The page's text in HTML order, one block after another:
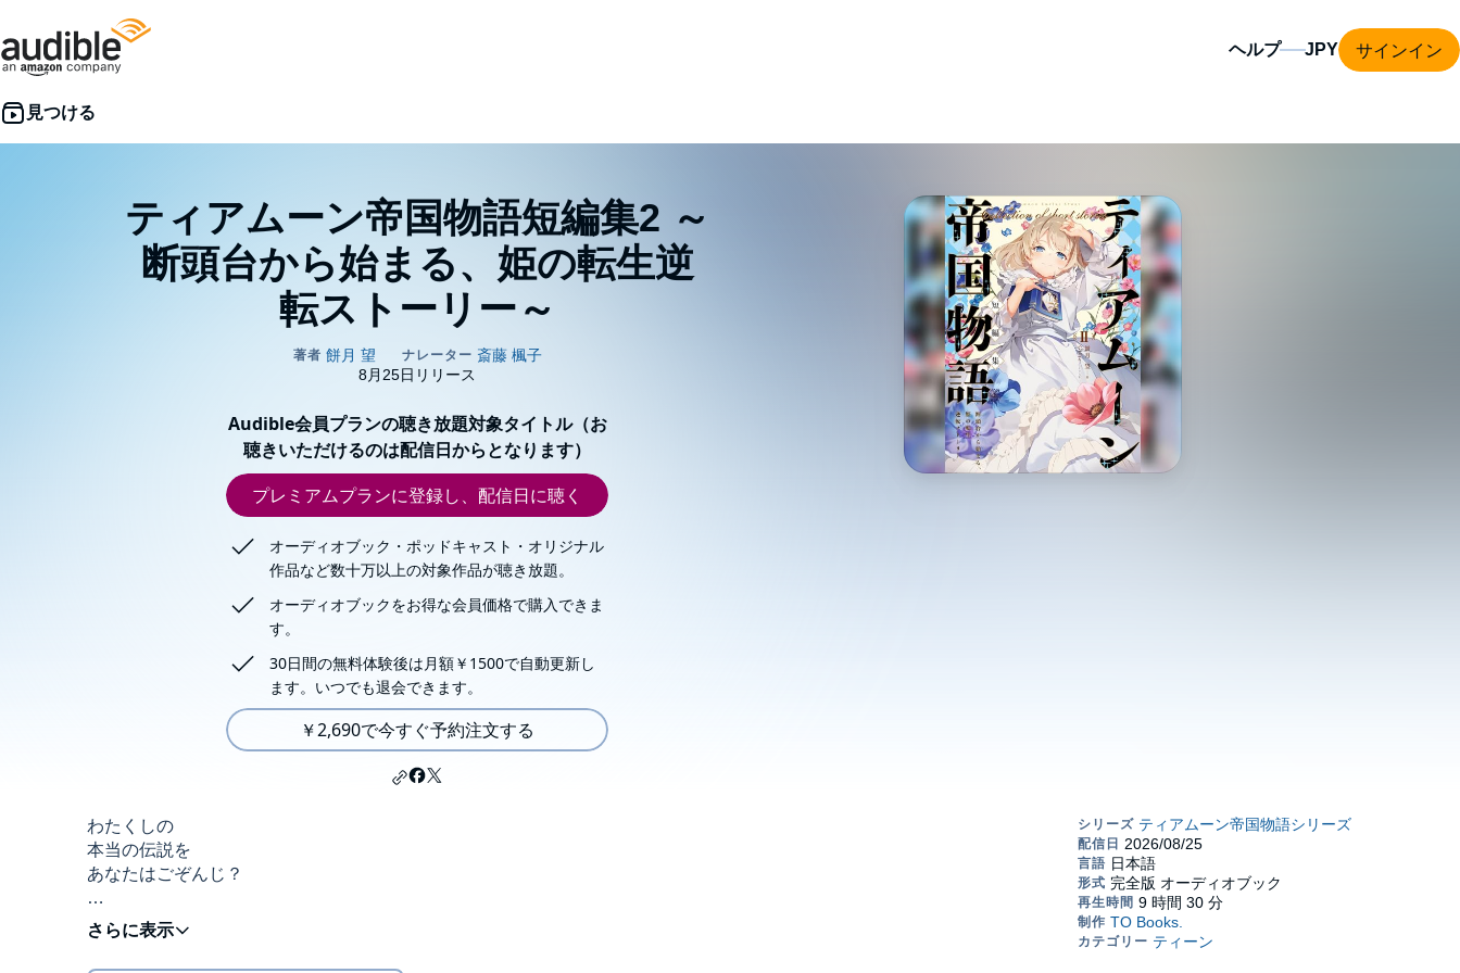
ヘルプ サインイン
ティアムーン帝国物語短編集2 ～
断頭台から始まる、姫の転生逆
転ストーリー～
Audible会員プランの聴き放題対象タイトル（お
聴きいただけるのは配信日からとなります）
プレミアムプランに登録し、配信日に聴く
オーディオブック・ポッドキャスト・オリジナル
作品など数十万以上の対象作品が聴き放題。
オーディオブックをお得な会員価格で購入できま
す。
30日間の無料体験後は月額￥1500で自動更新し
ます。いつでも退会できます。
￥2,690で今すぐ予約注文する
わたくしの
本当の伝説を
あなたはごぞんじ？
大人気につき第2弾がオーディオブック化！ 第10巻～16巻特典短編や舞台＆ドラマCD特典短編など、単行
本未収録の短編計23本！